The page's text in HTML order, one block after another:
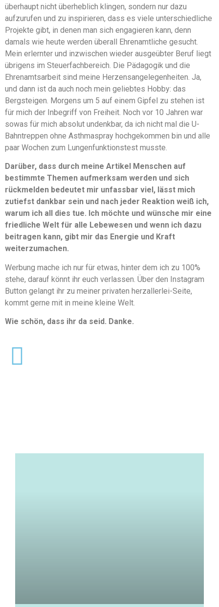
überhaupt nicht überheblich klingen, sondern nur dazu
aufzurufen und zu inspirieren, dass es viele unterschiedliche
Projekte gibt, in denen man sich engagieren kann, denn
damals wie heute werden überall Ehrenamtliche gesucht.
Mein erlernter und inzwischen wieder ausgeübter Beruf liegt
übrigens im Steuerfachbereich. Die Pädagogik und die
Ehrenamtsarbeit sind meine Herzensangelegenheiten. Ja,
und dann ist da auch noch mein geliebtes Hobby: das
Bergsteigen. Morgens um 5 auf einem Gipfel zu stehen ist
für mich der Inbegriff von Freiheit. Noch vor 10 Jahren war
sowas für mich absolut undenkbar, da ich nicht mal die U-
Bahntreppen ohne Asthmaspray hochgekommen bin und alle
paar Wochen zum Lungenfunktionstest musste.
Darüber, dass durch meine Artikel Menschen auf
bestimmte Themen aufmerksam werden und sich
rückmelden bedeutet mir unfassbar viel, lässt mich
zutiefst dankbar sein und nach jeder Reaktion weiß ich,
warum ich all dies tue. Ich möchte und wünsche mir eine
friedliche Welt für alle Lebewesen und wenn ich dazu
beitragen kann, gibt mir das Energie und Kraft
weiterzumachen.
Werbung mache ich nur für etwas, hinter dem ich zu 100%
stehe, darauf könnt ihr euch verlassen. Über den Instagram
Button gelangt ihr zu meiner privaten herzallerlei-Seite,
kommt gerne mit in meine kleine Welt.
Wie schön, dass ihr da seid. Danke.